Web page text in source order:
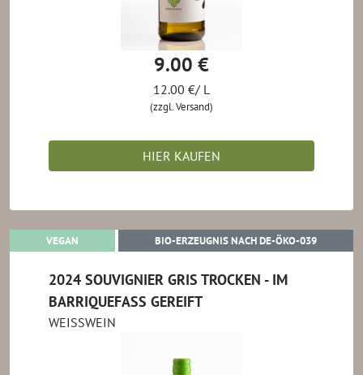
9.00 €
12.00 €/ L
(zzgl. Versand)
HIER KAUFEN
VEGAN BIO-ERZEUGNIS NACH DE-ÖKO-039BIO-
2024 SOUVIGNIER GRIS TROCKEN - IM
BARRIQUEFASS GEREIFT
WEISSWEIN